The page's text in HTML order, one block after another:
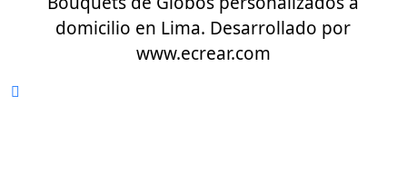
domicilio en Lima. Desarrollado por
www.ecrear.com